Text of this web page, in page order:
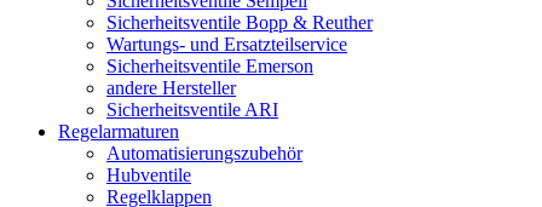
Sicherheitsventile Bopp & Reuther
Wartungs- und Ersatzteilservice
Sicherheitsventile Emerson
andere Hersteller
Sicherheitsventile ARI
Regelarmaturen
Automatisierungszubehör
Hubventile
Regelklappen